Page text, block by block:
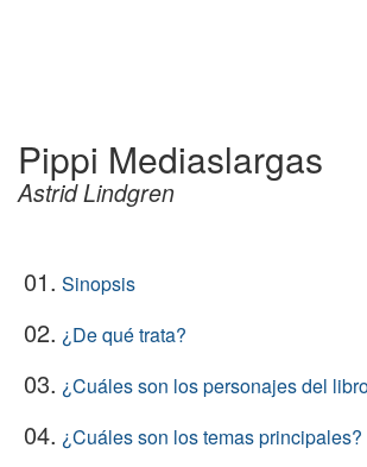
Pippi Mediaslargas
Astrid Lindgren
01. Sinopsis
02. ¿De qué trata?
03. ¿Cuáles son los personajes del
04. ¿Cuáles son los temas principales?